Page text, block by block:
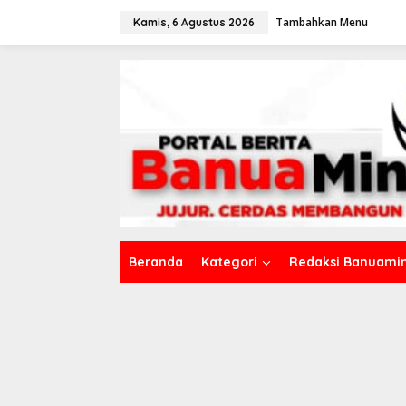
Kamis, 6 Agustus 2026 Tambahkan Menu
Beranda Kategori Redaksi